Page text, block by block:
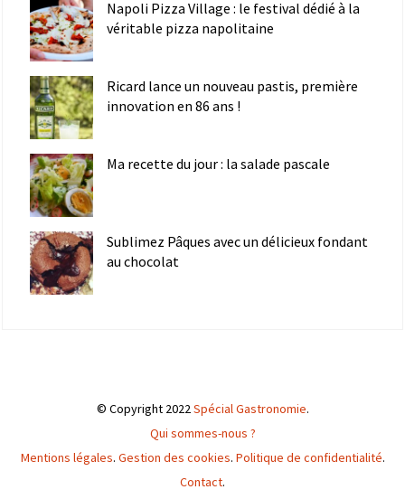
Napoli Pizza Village : le festival dédié à la
véritable pizza napolitaine
Ricard lance un nouveau pastis, première
innovation en 86 ans !
Ma recette du jour : la salade pascale
Sublimez Pâques avec un délicieux fondant
au chocolat
© Copyright 2022Spécial Gastronomie.
Qui sommes-nous ?
Mentions légales. Gestion des cookies. Politique de confidentialité.
Contact.